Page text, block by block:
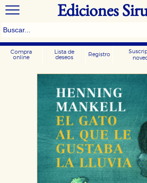
Ediciones
Compra
online
Lista de
deseos
Registro